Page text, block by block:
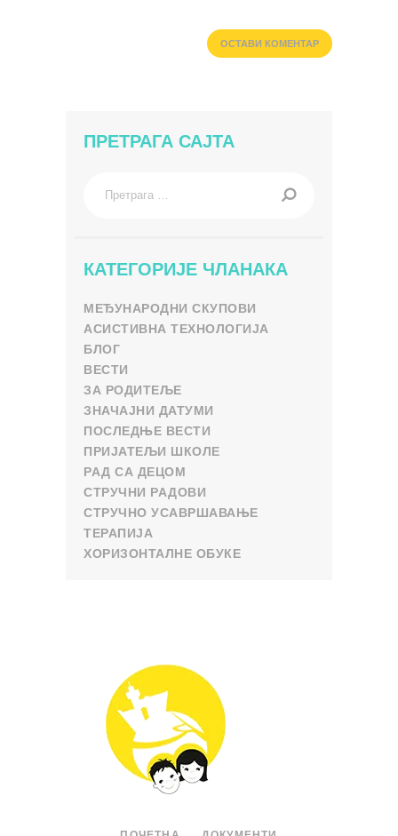
ПРЕТРАГА САЈТА
КАТЕГОРИЈЕ ЧЛАНАКА
МЕЂУНАРОДНИ СКУПОВИ
АСИСТИВНА ТЕХНОЛОГИЈА
БЛОГ
ВЕСТИ
ЗА РОДИТЕЉЕ
ЗНАЧАЈНИ ДАТУМИ
ПОСЛЕДЊЕ ВЕСТИ
ПРИЈАТЕЉИ ШКОЛЕ
РАД СА ДЕЦОМ
СТРУЧНИ РАДОВИ
СТРУЧНО УСАВРШАВАЊЕ
ТЕРАПИЈА
ХОРИЗОНТАЛНЕ ОБУКЕ